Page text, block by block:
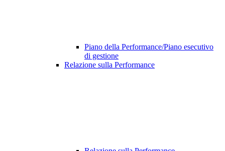
Piano della Performance/Piano esecutivo
di gestione
Relazione sulla Performance